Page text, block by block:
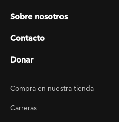
Sobre nosotros
Contacto
Donar
Footer Utility
Compra en nuestra tienda
Carreras